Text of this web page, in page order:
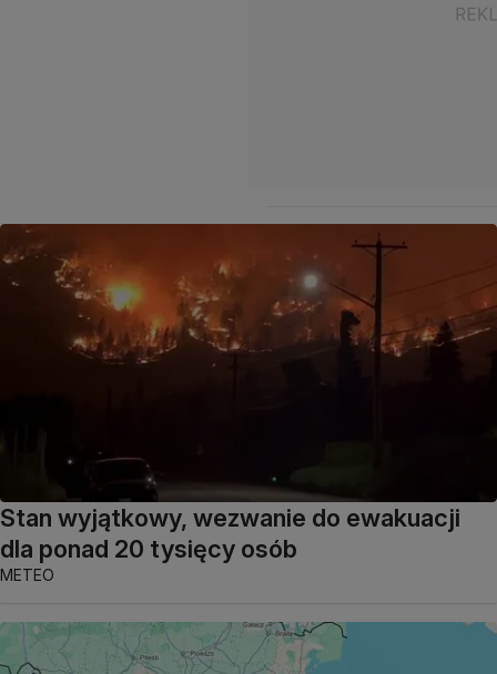
Stan wyjątkowy, wezwanie do ewakuacji
dla ponad 20 tysięcy osób
METEO